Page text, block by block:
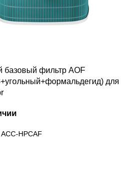
фильтр AOF
для
ACC-HPCAF